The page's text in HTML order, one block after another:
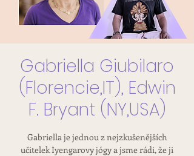
Gabriella Giubilaro
(Florencie,IT), Edwin
F. Bryant (NY,USA)
Gabriella je jednou z nejzkušenějších
učitelek Iyengarovy jógy a jsme rádi, že ji